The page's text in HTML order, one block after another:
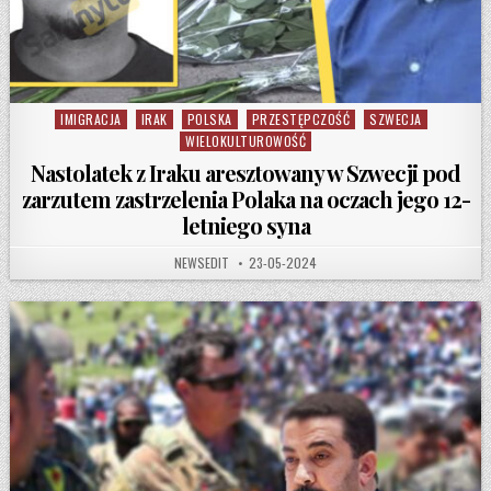
Posted in
IMIGRACJA IRAK POLSKA PRZESTĘPCZOŚĆ
SZWECJA
WIELOKULTUROWOŚĆ
Nastolatek z Iraku aresztowany w Szwecji pod
zarzutem zastrzelenia Polaka na oczach jego 12-
letniego syna
AUTHOR:
NEWSEDIT PUBLISHED DATE:
23-05-2024